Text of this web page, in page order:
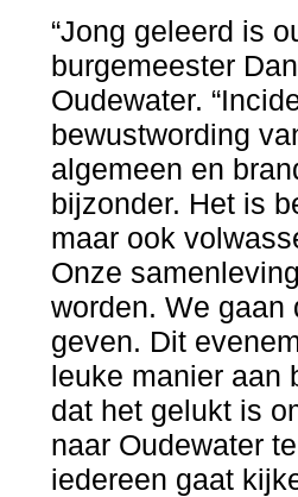
“Jong geleerd is
burgemeester
Oudewater.
bewustwording
algemeen en
bijzonder. Het is
maar ook
Onze
worden. We gaan
geven. Dit
leuke manier aan
dat het gelukt is
naar Oudewater
iedereen gaat